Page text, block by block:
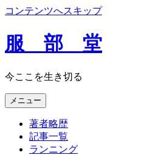
コンテンツへスキップ
服 部 堂
今ここを生き切る
メニュー
著者略歴
記事一覧
ランニング